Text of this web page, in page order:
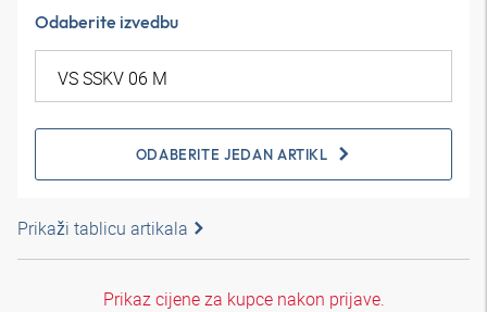
Odaberite izvedbu
ODABERITE JEDAN ARTIKL
Prikaži tablicu artikala
Prikaz cijene za kupce nakon prijave.